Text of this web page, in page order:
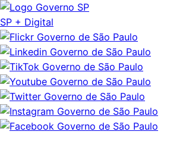
Pular
para
o
conteúdo
SP + Digital